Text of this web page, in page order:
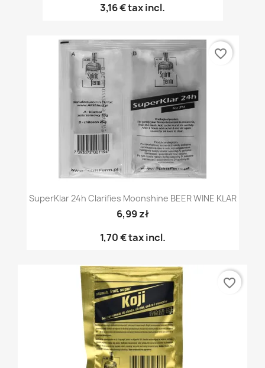
3,16 €tax incl.
SuperKlar 24h Clarifies Moonshine BEER WINE KLAR
6,99 zł
1,70 €tax incl.
favorite_border
favorite_border